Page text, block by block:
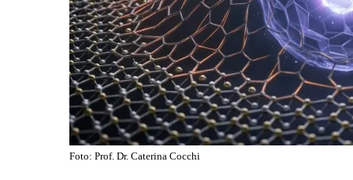
Foto: Prof. Dr. Caterina Cocchi